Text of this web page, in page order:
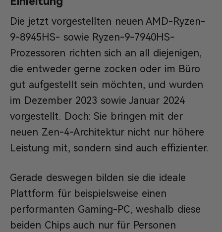
Die jetzt vorgestellten neuen AMD-Ryzen-
9-8945HS- sowie Ryzen-9-7940HS-
Prozessoren richten sich an all diejenigen,
die entweder gerne zocken oder im Büro
gut aufgestellt sein möchten, und wurden
im Dezember 2023 sowie Januar 2024
vorgestellt. Doch: Sie bringen mit der
neuen Zen-4-Architektur nicht nur höhere
Leistung mit, sondern sind auch effizienter.
Gerade deswegen bilden sie die ideale
Plattform für beispielsweise einen
performanten Gaming-PC, weshalb diese
beiden Chips auch nur für Personen